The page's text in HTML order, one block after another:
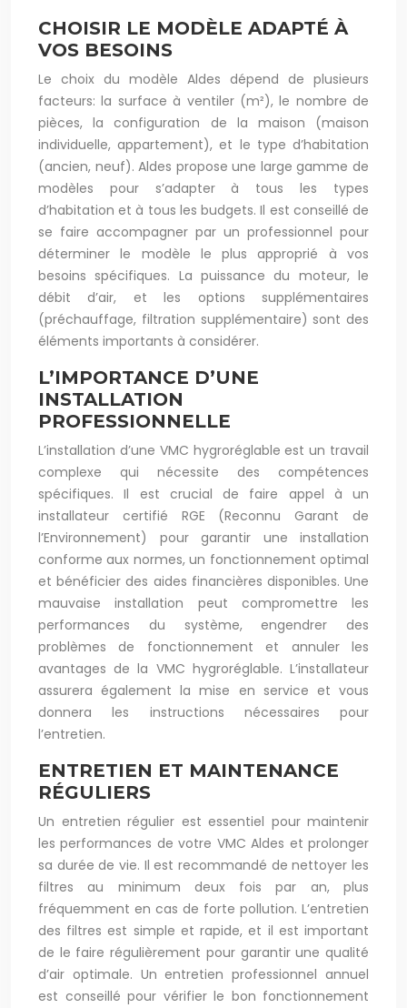
CHOISIR LE MODÈLE ADAPTÉ À
VOS BESOINS
Le choix du modèle Aldes dépend de plusieurs
facteurs: la surface à ventiler (m²), le nombre de
pièces, la configuration de la maison (maison
individuelle, appartement), et le type d’habitation
(ancien, neuf). Aldes propose une large gamme de
modèles pour s’adapter à tous les types
d’habitation et à tous les budgets. Il est conseillé de
se faire accompagner par un professionnel pour
déterminer le modèle le plus approprié à vos
besoins spécifiques. La puissance du moteur, le
débit d’air, et les options supplémentaires
(préchauffage, filtration supplémentaire) sont des
éléments importants à considérer.
L’IMPORTANCE D’UNE
INSTALLATION
PROFESSIONNELLE
L’installation d’une VMC hygroréglable est un travail
complexe qui nécessite des compétences
spécifiques. Il est crucial de faire appel à un
installateur certifié RGE (Reconnu Garant de
l’Environnement) pour garantir une installation
conforme aux normes, un fonctionnement optimal
et bénéficier des aides financières disponibles. Une
mauvaise installation peut compromettre les
performances du système, engendrer des
problèmes de fonctionnement et annuler les
avantages de la VMC hygroréglable. L’installateur
assurera également la mise en service et vous
donnera les instructions nécessaires pour
l’entretien.
ENTRETIEN ET MAINTENANCE
RÉGULIERS
Un entretien régulier est essentiel pour maintenir
les performances de votre VMC Aldes et prolonger
sa durée de vie. Il est recommandé de nettoyer les
filtres au minimum deux fois par an, plus
fréquemment en cas de forte pollution. L’entretien
des filtres est simple et rapide, et il est important
de le faire régulièrement pour garantir une qualité
d’air optimale. Un entretien professionnel annuel
est conseillé pour vérifier le bon fonctionnement